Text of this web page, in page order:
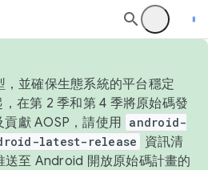
並確保生態系統的平台穩定
在第 2 季和第 4 季將原始碼發
獻 AOSP，請使用 android-
latest-release
資訊清
送至 Android 開放原始碼計畫的